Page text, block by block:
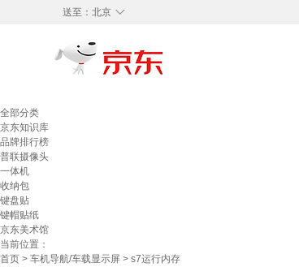
◇
送至： 北京
全部分类
京东知识库
品牌排行榜
普联摄像头
一体机
收纳包
键盘贴
键帽贴纸
京东美术馆
当前位置：
首页 > 车机导航/车载显示屏 > s7运行内存